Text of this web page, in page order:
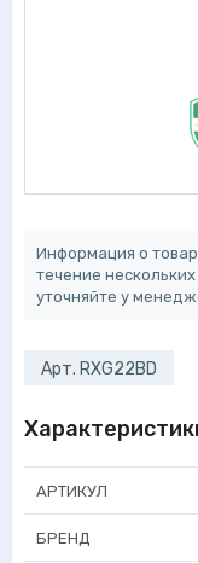
Информация о
течение
уточняйте у
Арт. RXG22BD
АРТИКУЛ
БРЕНД